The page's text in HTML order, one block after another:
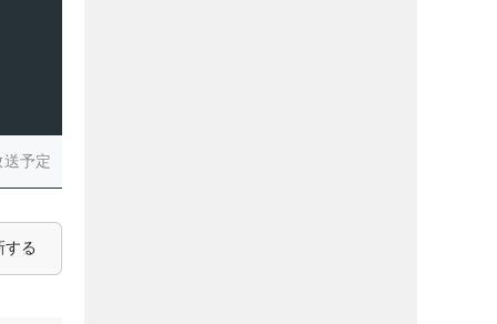
予定
する